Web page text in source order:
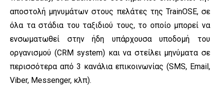
αποστολή μηνυμάτων στους πελάτες της TrainOSE, σε
όλα τα στάδια του ταξιδιού τους, το οποίο μπορεί να
ενσωματωθεί στην ήδη υπάρχουσα υποδομή του
οργανισμού (CRM system) και να στείλει μηνύματα σε
περισσότερα από 3 κανάλια επικοινωνίας (SMS, Email,
Viber, Messenger, κλπ).